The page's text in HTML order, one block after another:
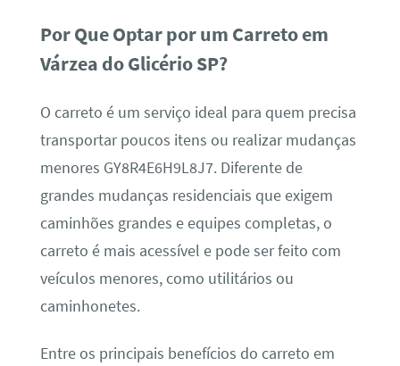
Por Que Optar por um Carreto em
Várzea do Glicério SP?
O carreto é um serviço ideal para quem precisa
transportar poucos itens ou realizar mudanças
menores GY8R4E6H9L8J7. Diferente de
grandes mudanças residenciais que exigem
caminhões grandes e equipes completas, o
carreto é mais acessível e pode ser feito com
veículos menores, como utilitários ou
caminhonetes.
Entre os principais benefícios do carreto em